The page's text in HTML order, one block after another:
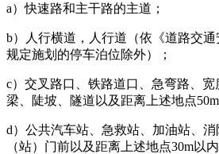
a）快速路和主干路的主道；
b）人行横道，人行道（依《道路交
规定施划的停车泊位除外）；
c）交叉路口、铁路道口、急弯路、宽
梁、陡坡、隧道以及距离上述地点
d）公共汽车站、急救站、加油站、
（站）门前以及距离上述地点30m以